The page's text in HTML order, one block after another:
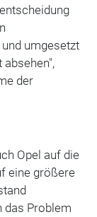
umgesetzt
der
Opel auf die
eine größere
das Problem